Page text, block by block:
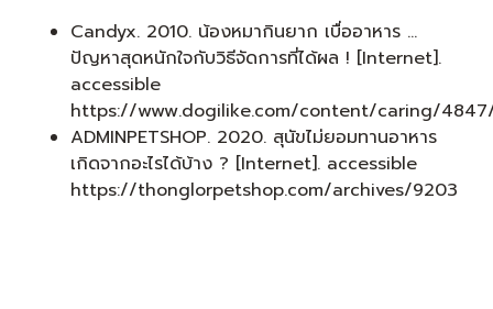
Candyx. 2010. น้องหมากินยาก เบื่ออาหาร …
ปัญหาสุดหนักใจกับวิธีจัดการที่ได้ผล ! [Internet].
accessible
https://www.dogilike.com/content/caring/
ADMINPETSHOP. 2020. สุนัขไม่ยอมทานอาหาร
เกิดจากอะไรได้บ้าง ? [Internet]. accessible
https://thonglorpetshop.com/archives/9203